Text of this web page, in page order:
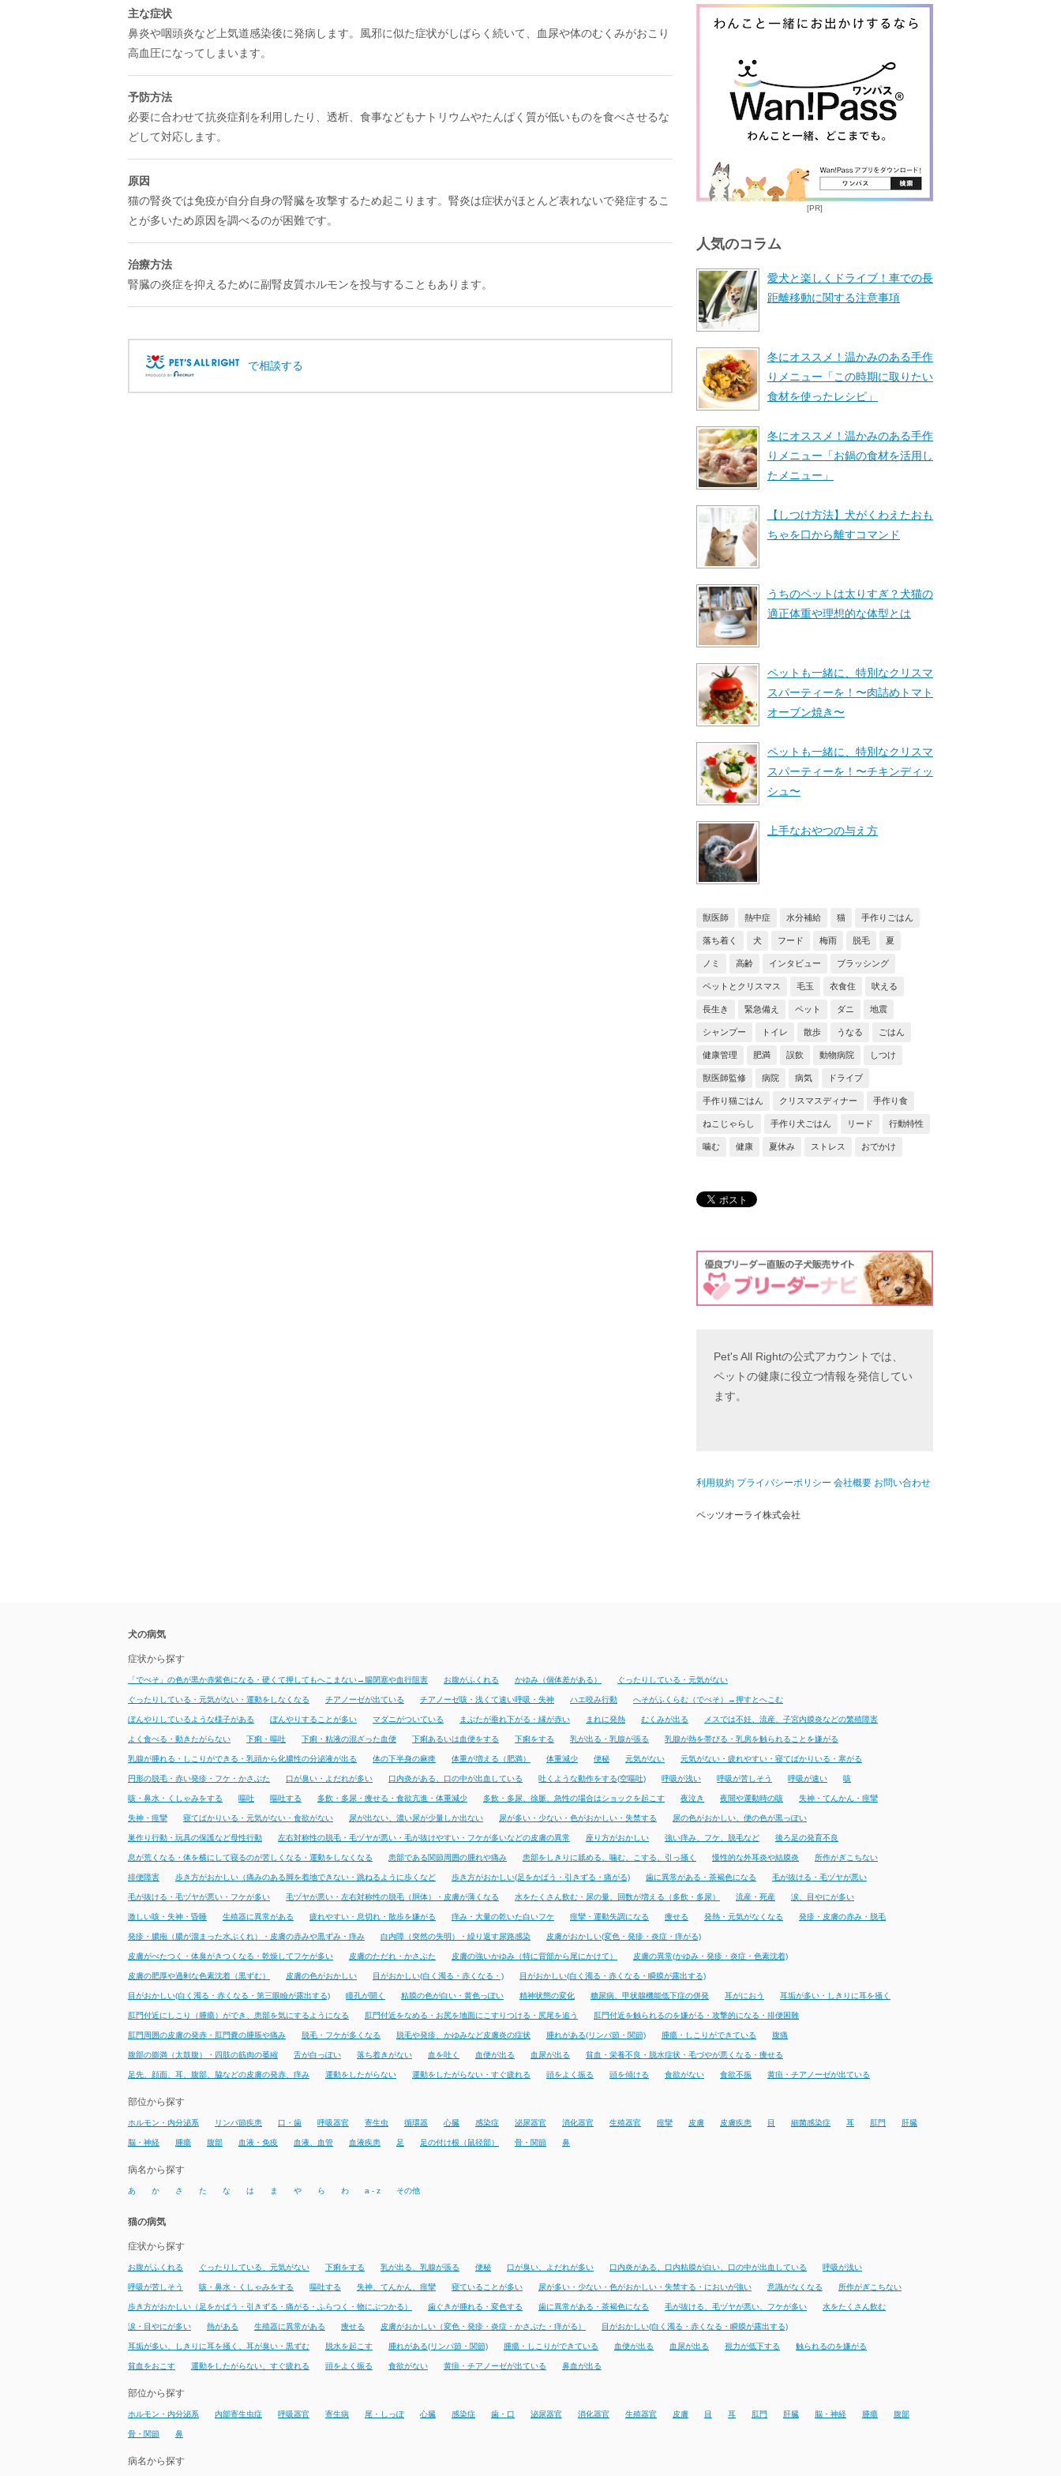
主な症状
鼻炎や咽頭炎など上気道感染後に発病します。風邪に似た症状がしばらく続いて、血尿や体のむくみがおこり
高血圧になってしまいます。
予防方法
必要に合わせて抗炎症剤を利用したり、透析、食事などもナトリウムやたんぱく質が低いものを食べさせるな
どして対応します。
原因
猫の腎炎では免疫が自分自身の腎臓を攻撃するため起こります。腎炎は症状がほとんど表れないで発症するこ
とが多いため原因を調べるのが困難です。
治療方法
腎臓の炎症を抑えるために副腎皮質ホルモンを投与することもあります。
で相談する
[PR]
人気のコラム
愛犬と楽しくドライブ！車での長
距離移動に関する注意事項
冬にオススメ！温かみのある手作
りメニュー「この時期に取りたい
食材を使ったレシピ」
冬にオススメ！温かみのある手作
りメニュー「お鍋の食材を活用し
たメニュー」
【しつけ方法】犬がくわえたおも
ちゃを口から離すコマンド
うちのペットは太りすぎ？犬猫の
適正体重や理想的な体型とは
ペットも一緒に、特別なクリスマ
スパーティーを！〜肉詰めトマト
オーブン焼き〜
ペットも一緒に、特別なクリスマ
スパーティーを！〜チキンディッ
シュ〜
上手なおやつの与え方
獣医師 熱中症 水分補給 猫 手作りごはん
落ち着く 犬 フード 梅雨 脱毛 夏
ノミ 高齢 インタビュー ブラッシング
ペットとクリスマス 毛玉 衣食住 吠える
長生き 緊急備え ペット ダニ 地震
シャンプー トイレ 散歩 うなる ごはん
健康管理 肥満 誤飲 動物病院 しつけ
獣医師監修 病院 病気 ドライブ
手作り猫ごはん クリスマスディナー 手作り食
ねこじゃらし 手作り犬ごはん リード 行動特性
噛む 健康 夏休み ストレス おでかけ
Pet's All Rightの公式アカウントでは、
ペットの健康に役立つ情報を発信してい
ます。
利用規約 プライバシーポリシー 会社概要 お問い合わせ
ペッツオーライ株式会社
犬の病気
症状から探す
「でべそ」の色が黒か赤紫色になる・硬くて押してもへこまない→腸閉塞や血行阻害 お腹がふくれる かゆみ（個体差がある） ぐったりしている・元気がない
ぐったりしている・元気がない・運動をしなくなる チアノーゼが出ている チアノーゼ咳・浅くて速い呼吸・失神 ハエ咬み行動 へそがふくらむ（でべそ）→押すとへこむ
ぼんやりしているような様子がある ぼんやりすることが多い マダニがついている まぶたが垂れ下がる・縁が赤い まれに発熱 むくみが出る メスでは不妊、流産、子宮内膜炎などの繁殖障害
よく食べる・動きたがらない 下痢・嘔吐 下痢・粘液の混ざった血便 下痢あるいは血便をする 下痢をする 乳が出る・乳腺が張る 乳腺が熱を帯びる・乳房を触られることを嫌がる
乳腺が腫れる・しこりができる・乳頭から化膿性の分泌液が出る 体の下半身の麻痺 体重が増える（肥満） 体重減少 便秘 元気がない 元気がない・疲れやすい・寝てばかりいる・寒がる
円形の脱毛・赤い発疹・フケ・かさぶた 口が臭い・よだれが多い 口内炎がある、口の中が出血している 吐くような動作をする(空嘔吐) 呼吸が浅い 呼吸が苦しそう 呼吸が速い 咳
咳・鼻水・くしゃみをする 嘔吐 嘔吐する 多飲・多尿・痩せる・食欲亢進・体重減少 多飲・多尿、徐脈、急性の場合はショックを起こす 夜泣き 夜間や運動時の咳 失神・てんかん・痙攣
失神・痙攣 寝てばかりいる・元気がない・食欲がない 尿が出ない、濃い尿が少量しか出ない 尿が多い・少ない・色がおかしい・失禁する 尿の色がおかしい、便の色が黒っぽい
巣作り行動・玩具の保護など母性行動 左右対称性の脱毛・毛ヅヤが悪い・毛が抜けやすい・フケが多いなどの皮膚の異常 座り方がおかしい 強い痒み、フケ、脱毛など 後ろ足の発育不良
息が荒くなる・体を横にして寝るのが苦しくなる・運動をしなくなる 患部である関節周囲の腫れや痛み 患部をしきりに舐める、噛む、こする、引っ掻く 慢性的な外耳炎や結膜炎 所作がぎこちない
排便障害 歩き方がおかしい（痛みのある脚を着地できない・跳ねるように歩くなど 歩き方がおかしい(足をかばう・引きずる・痛がる) 歯に異常がある・茶褐色になる 毛が抜ける・毛ヅヤが悪い
毛が抜ける・毛ヅヤが悪い・フケが多い 毛ヅヤが悪い・左右対称性の脱毛（胴体）・皮膚が薄くなる 水をたくさん飲む・尿の量、回数が増える（多飲・多尿） 流産・死産 涙、目やにが多い
激しい咳・失神・昏睡 生殖器に異常がある 疲れやすい・息切れ・散歩を嫌がる 痒み・大量の乾いた白いフケ 痙攣・運動失調になる 痩せる 発熱・元気がなくなる 発疹・皮膚の赤み・脱毛
発疹・膿疱（膿が溜まった水ぶくれ）・皮膚の赤みや黒ずみ・痒み 白内障（突然の失明）・繰り返す尿路感染 皮膚がおかしい(変色・発疹・炎症・痒がる)
皮膚がべたつく・体臭がきつくなる・乾燥してフケが多い 皮膚のただれ・かさぶた 皮膚の強いかゆみ（特に背部から尾にかけて） 皮膚の異常(かゆみ・発疹・炎症・色素沈着)
皮膚の肥厚や過剰な色素沈着（黒ずむ） 皮膚の色がおかしい 目がおかしい(白く濁る・赤くなる・) 目がおかしい(白く濁る・赤くなる・瞬膜が露出する)
目がおかしい(白く濁る・赤くなる・第三眼瞼が露出する) 瞳孔が開く 粘膜の色が白い・黄色っぽい 精神状態の変化 糖尿病、甲状腺機能低下症の併発 耳がにおう 耳垢が多い・しきりに耳を掻く
肛門付近にしこり（腫瘍）ができ、患部を気にするようになる 肛門付近をなめる・お尻を地面にこすりつける・尻尾を追う 肛門付近を触られるのを嫌がる・攻撃的になる・排便困難
肛門周囲の皮膚の発赤・肛門嚢の腫脹や痛み 脱毛・フケが多くなる 脱毛や発疹、かゆみなど皮膚炎の症状 腫れがある(リンパ節・関節) 腫瘍・しこりができている 腹痛
腹部の膨満（太鼓腹）・四肢の筋肉の萎縮 舌が白っぽい 落ち着きがない 血を吐く 血便が出る 血尿が出る 貧血・栄養不良・脱水症状・毛づやが悪くなる・痩せる
足先、顔面、耳、腹部、脇などの皮膚の発赤、痒み 運動をしたがらない 運動をしたがらない・すぐ疲れる 頭をよく振る 頭を傾ける 食欲がない 食欲不振 黄疸・チアノーゼが出ている
部位から探す
ホルモン・内分泌系 リンパ節疾患 口・歯 呼吸器官 寄生虫 循環器 心臓 感染症 泌尿器官 消化器官 生殖器官 痙攣 皮膚 皮膚疾患 目 細菌感染症 耳 肛門 肝臓
脳・神経 腫瘍 腹部 血液・免疫 血液、血管 血液疾患 足 足の付け根（鼠径部） 骨・関節 鼻
病名から探す
あ か さ た な は ま や ら わ a - z その他
猫の病気
症状から探す
お腹がふくれる ぐったりしている、元気がない 下痢をする 乳が出る、乳腺が張る 便秘 口が臭い、よだれが多い 口内炎がある、口内粘膜が白い、口の中が出血している 呼吸が浅い
呼吸が苦しそう 咳・鼻水・くしゃみをする 嘔吐する 失神、てんかん、痙攣 寝ていることが多い 尿が多い・少ない・色がおかしい・失禁する・においが強い 意識がなくなる 所作がぎこちない
歩き方がおかしい（足をかばう・引きずる・痛がる・ふらつく・物にぶつかる） 歯ぐきが腫れる・変色する 歯に異常がある・茶褐色になる 毛が抜ける、毛ヅヤが悪い、フケが多い 水をたくさん飲む
涙・目やにが多い 熱がある 生殖器に異常がある 痩せる 皮膚がおかしい（変色・発疹・炎症・かさぶた・痒がる） 目がおかしい(白く濁る・赤くなる・瞬膜が露出する)
耳垢が多い、しきりに耳を掻く、耳が臭い・黒ずむ 脱水を起こす 腫れがある(リンパ節・関節) 腫瘍・しこりができている 血便が出る 血尿が出る 視力が低下する 触られるのを嫌がる
貧血をおこす 運動をしたがらない、すぐ疲れる 頭をよく振る 食欲がない 黄疸・チアノーゼが出ている 鼻血が出る
部位から探す
ホルモン・内分泌系 内部寄生虫症 呼吸器官 寄生病 尾・しっぽ 心臓 感染症 歯・口 泌尿器官 消化器官 生殖器官 皮膚 目 耳 肛門 肝臓 脳・神経 腫瘍 腹部
骨・関節 鼻
病名から探す